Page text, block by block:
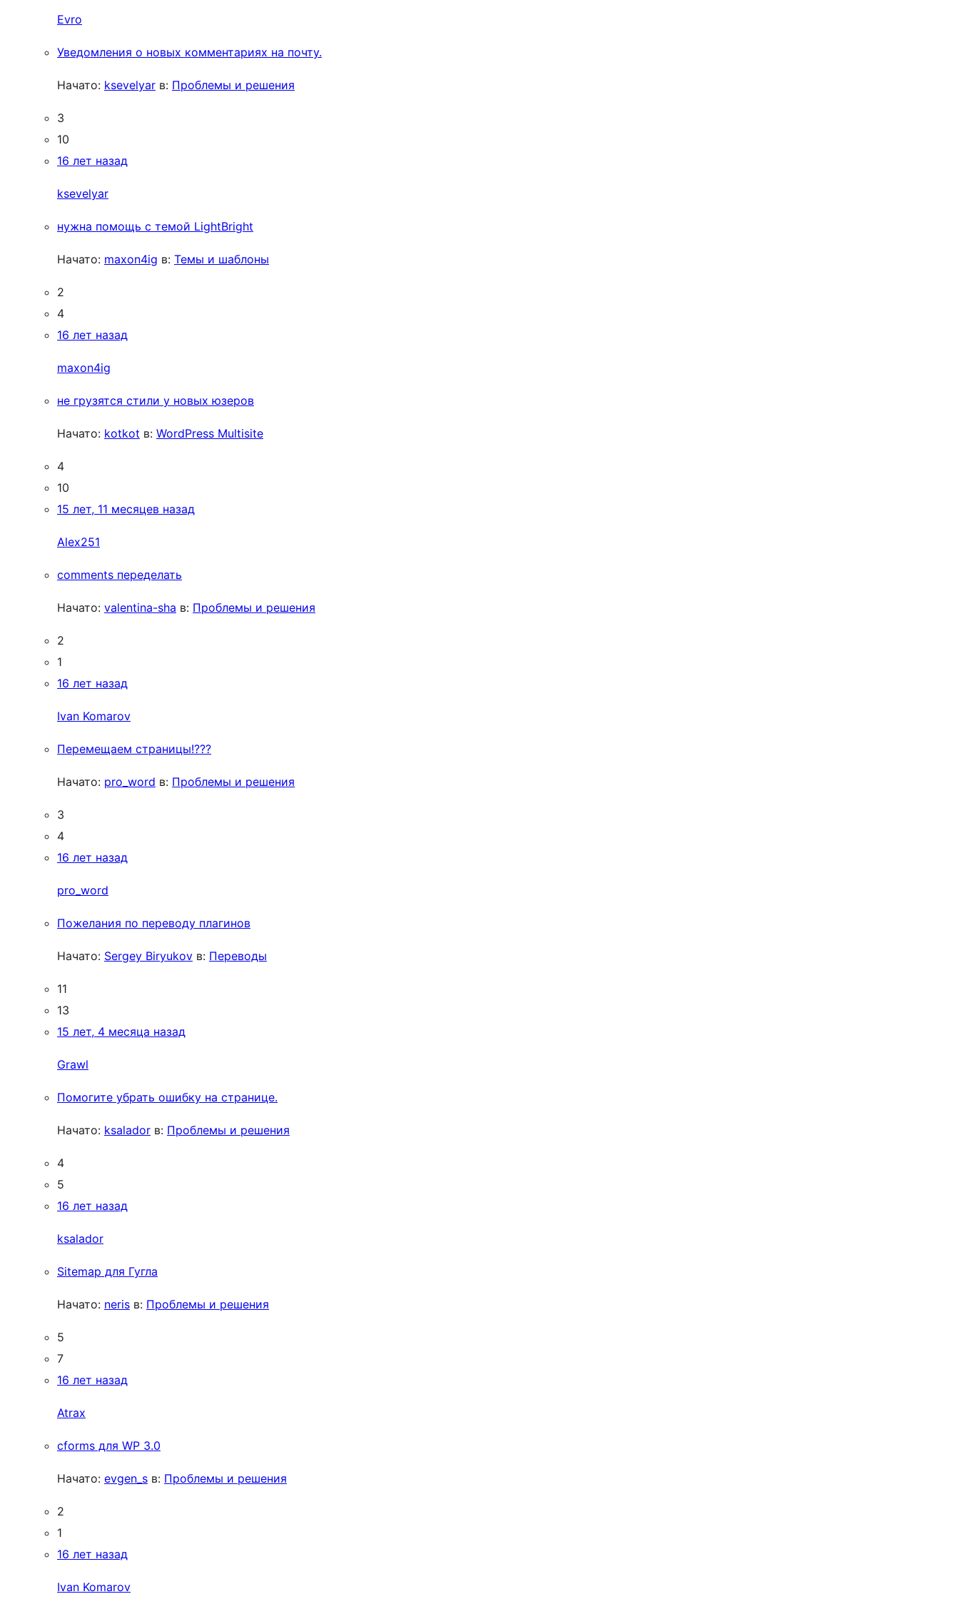
Evro
Уведомления о новых комментариях на почту.
Начато: ksevelyar в: Проблемы и решения
3
10
16 лет назад
ksevelyar
нужна помощь с темой LightBright
Начато: maxon4ig в: Темы и шаблоны
2
4
16 лет назад
maxon4ig
не грузятся стили у новых юзеров
Начато: kotkot в: WordPress Multisite
4
10
15 лет, 11 месяцев назад
Alex251
comments переделать
Начато: valentina-sha в: Проблемы и решения
2
1
16 лет назад
Ivan Komarov
Перемещаем страницы!???
Начато: pro_word в: Проблемы и решения
3
4
16 лет назад
pro_word
Пожелания по переводу плагинов
Начато: Sergey Biryukov в: Переводы
11
13
15 лет, 4 месяца назад
Grawl
Помогите убрать ошибку на странице.
Начато: ksalador в: Проблемы и решения
4
5
16 лет назад
ksalador
Sitemap для Гугла
Начато: neris в: Проблемы и решения
5
7
16 лет назад
Atrax
cforms для WP 3.0
Начато: evgen_s в: Проблемы и решения
2
1
16 лет назад
Ivan Komarov